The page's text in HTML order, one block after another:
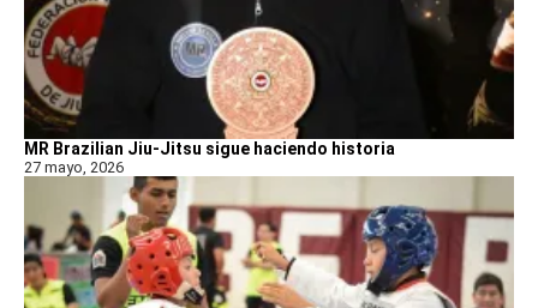
MR Brazilian Jiu-Jitsu sigue haciendo historia
27 mayo, 2026